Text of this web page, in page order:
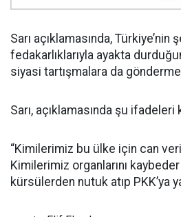
Sarı açıklamasında,
fedakarlıklarıyla ayakta
siyasi tartışmalara da
Sarı, açıklamasında şu ifadeleri
“Kimilerimiz bu ülke için can
Kimilerimiz organlarını
kürsülerden nutuk atıp PKK’ya